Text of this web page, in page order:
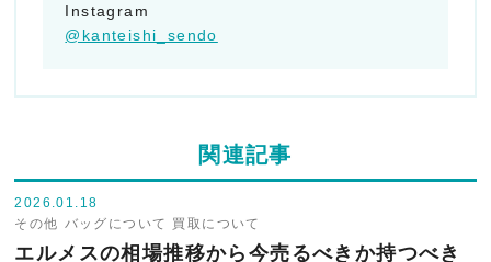
Instagram
@kanteishi_sendo
関連記事
2026.01.18
その他 バッグについて 買取について
エルメスの相場推移から今売るべきか持つべき